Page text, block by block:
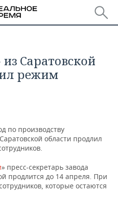
Саратовской
режим
по производству
области продлил
» пресс-секретарь завода
продлится до 14 апреля. При
которые остаются